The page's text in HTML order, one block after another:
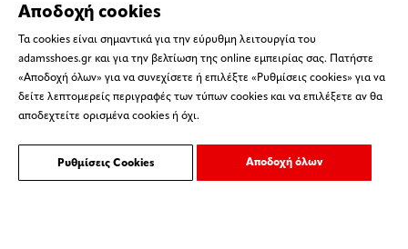
Αποδοχή cookies
Τα cookies είναι σημαντικά για την εύρυθμη λειτουργία του
adamsshoes.gr και για την βελτίωση της online εμπειρίας σας. Πατήστε
«Αποδοχή όλων» για να συνεχίσετε ή επιλέξτε «Ρυθμίσεις cookies» για να
δείτε λεπτομερείς περιγραφές των τύπων cookies και να επιλέξετε αν θα
αποδεχτείτε ορισμένα cookies ή όχι.
Ρυθμίσεις Cookies Αποδοχή όλων